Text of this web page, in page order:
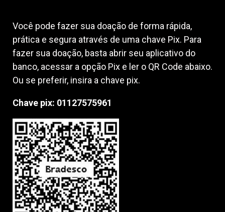
Você pode fazer sua doação de forma rápida,
prática e segura através de uma chave Pix. Para
fazer sua doação, basta abrir seu aplicativo do
banco, acessar a opção Pix e ler o QR Code abaixo.
Ou se preferir, insira a chave pix.
Chave pix: 01127575961